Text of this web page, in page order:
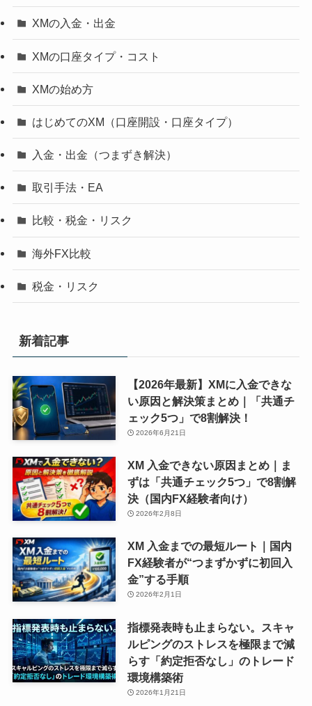
XMの入金・出金
XMの口座タイプ・コスト
XMの始め方
はじめてのXM（口座開設・口座タイプ）
入金・出金（つまずき解決）
取引手法・EA
比較・税金・リスク
海外FX比較
税金・リスク
新着記事
【2026年最新】XMに入金できな
い原因と解決策まとめ｜「共通チ
ェック5つ」で8割解決！
2026年6月21日
XM 入金できない原因まとめ｜ま
ずは「共通チェック5つ」で8割解
決（国内FX経験者向け）
2026年2月8日
XM 入金までの最短ルート｜国内
FX経験者が“つまずかずに初回入
金”する手順
2026年2月1日
指標発表時も止まらない。スキャ
ルピングのストレスを極限まで減
らす「約定拒否なし」のトレード
環境構築術
2026年1月21日